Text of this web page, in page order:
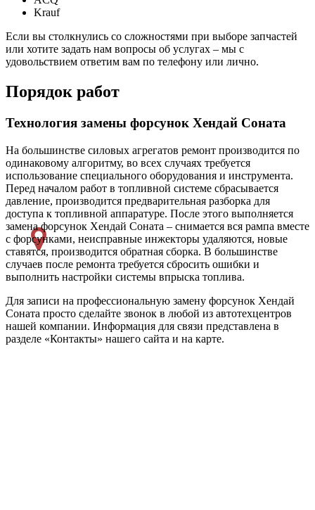
Krauf
Если вы столкнулись со сложностями при выборе запчастей
или хотите задать нам вопросы об услугах – мы с
удовольствием ответим вам по телефону или лично.
Порядок работ
Технология замены форсунок Хендай Соната
На большинстве силовых агрегатов ремонт производится по
одинаковому алгоритму, во всех случаях требуется
использование специального оборудования и инструмента.
Перед началом работ в топливной системе сбрасывается
давление, производится предварительная разборка для
доступа к топливной аппаратуре. После этого выполняется
замена форсунок Хендай Соната – снимается вся рампа вместе
с форсунками, неисправные инжекторы удаляются, новые
ставятся, производится обратная сборка. В большинстве
случаев после ремонта требуется сбросить ошибки и
выполнить настройки системы впрыска топлива.
Для записи на профессиональную замену форсунок Хендай
Соната просто сделайте звонок в любой из автотехцентров
нашей компании. Информация для связи представлена в
разделе «Контакты» нашего сайта и на карте.